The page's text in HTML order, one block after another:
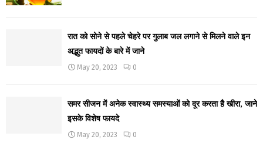
रात को सोने से पहले चेहरे पर गुलाब जल लगाने से मिलने वाले इन
अद्भुत फायदों के बारे में जाने
May 20, 2023 0
समर सीजन में अनेक स्वास्थ्य समस्याओं को दूर करता है खीरा, जाने
इसके विशेष फायदे
May 20, 2023 0